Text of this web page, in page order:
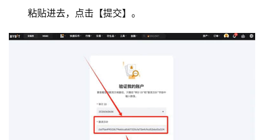
粘贴进去，点击【提交】。